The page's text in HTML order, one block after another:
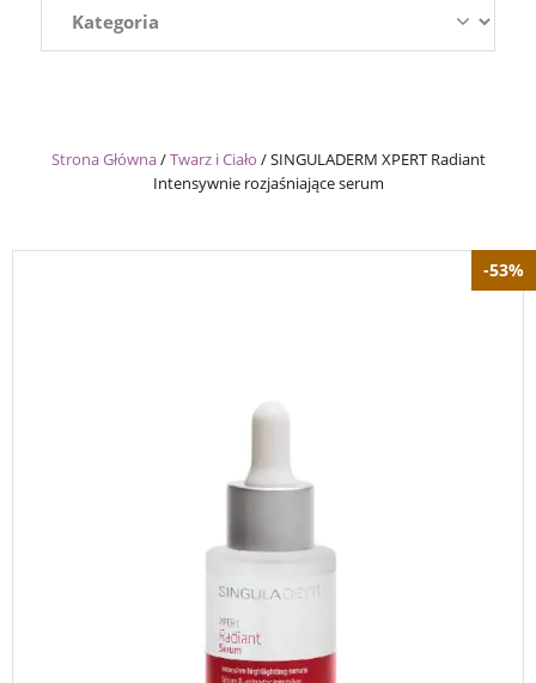
Strona Główna/Twarz i Ciało /SINGULADERM XPERT Radiant
Intensywnie rozjaśniające serum
-53%